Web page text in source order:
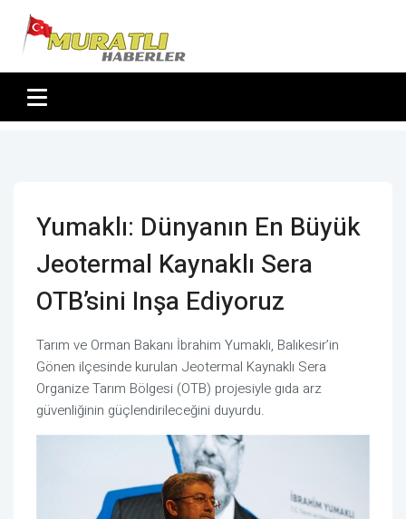
Yumaklı: Dünyanın En Büyük
Jeotermal Kaynaklı Sera
OTB’sini Inşa Ediyoruz
Tarım ve Orman Bakanı İbrahim Yumaklı, Balıkesir’in
Gönen ilçesinde kurulan Jeotermal Kaynaklı Sera
Organize Tarım Bölgesi (OTB) projesiyle gıda arz
güvenliğinin güçlendirileceğini duyurdu.